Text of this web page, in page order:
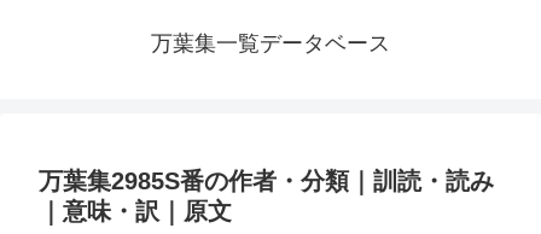
万葉集一覧データベース
万葉集2985S番の作者・分類｜訓読・読み
｜意味・訳｜原文